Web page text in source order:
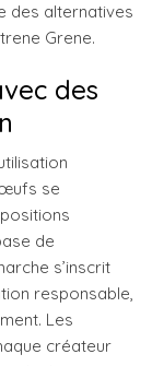
des alternatives
Grene.
des
se
de
s’inscrit
responsable,
Les
créateur